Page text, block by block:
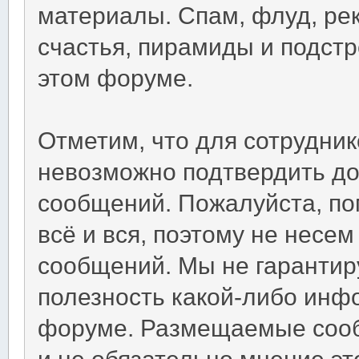
материалы. Спам, флуд,
счастья, пирамиды и
этом форуме.
Отметим, что для
невозможно подтвердить
сообщений. Пожалуйста,
всё и вся, поэтому не
сообщений. Мы не
полезность какой-либо
форуме. Размещаемые